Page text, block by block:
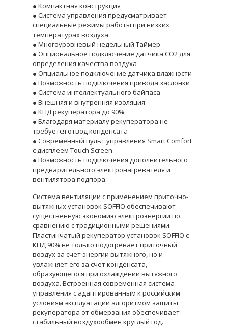
● Компактная конструкция
● Система управления предусматривает
специальные режимы работы при низких
температурах воздуха
● Многоуровневый недельный Таймер
● Опциональное подключение датчика CO2 для
определения качества воздуха
● Опциальное подключение датчика влажности
● Возможность подключения привода заслонки
● Система интеллектуального байпаса
● Внешняя и внутренняя изоляция
● КПД рекуператора до 90%
● Благодаря материалу рекуператора не
требуется отвод конденсата
● Современный пульт управления Smart Comfort
с дисплеем Touch Screen
● Возможность подключения дополнительного
предварительного электронагревателя и
вентилятора подпора
Система вентиляции с применением приточно-
вытяжных установок SOFFIO обеспечивают
существенную экономию электроэнергии по
сравнению с традиционными решениями.
Пластинчатый рекуператор установок SOFFIO с
КПД 90% не только подогревает приточный
воздух за счет энергии вытяжного, но и
увлажняет его за счет конденсата,
образующегося при охлаждении вытяжного
воздуха. Встроенная современная система
управления с адаптированным к российским
условиям эксплуатации алгоритмом защиты
рекуператора от обмерзания обеспечивает
стабильный воздухообмен круглый год.